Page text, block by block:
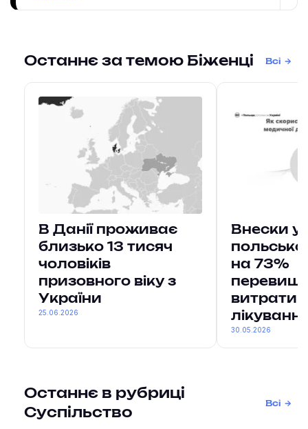
Останнє за темою Біженці Всі
В Данії проживає
близько 13 тисяч
чоловіків
призовного віку з
України
25.06.2026
Внески
на 73%
витрати
30.05.2026
Останнє в рубриці
Суспільство
Всі